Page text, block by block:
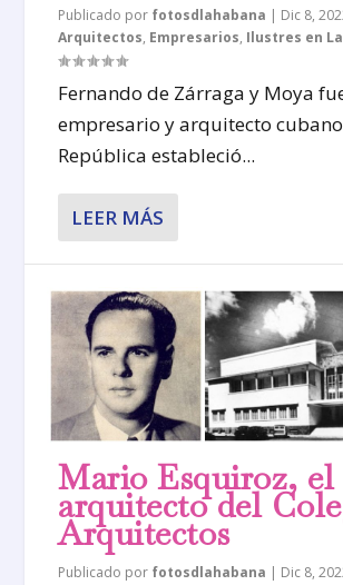
Publicado por fotosdlahabana Dic 8,
Arquitectos, Empresarios, Ilustres en
Fernando de Zárraga y Moya
empresario y arquitecto
República estableció...
LEER MÁS
Mario Esquiroz, el
arquitecto del
Arquitectos
Publicado por fotosdlahabana | Dic 8,